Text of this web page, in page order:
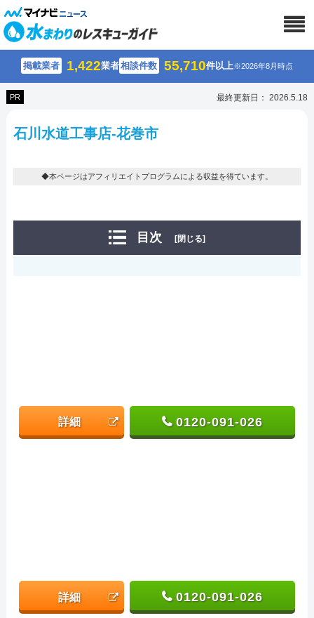
掲載業者 1,422業者相談件数 55,710件以上※2026年8月時点
PR 最終更新日： 2026.5.18
石川水道工事店-花巻市
◆本ページはアフィリエイトプログラムによる収益を得ています。
目次 [閉じる]
詳細 0120-091-026
詳細 0120-091-026